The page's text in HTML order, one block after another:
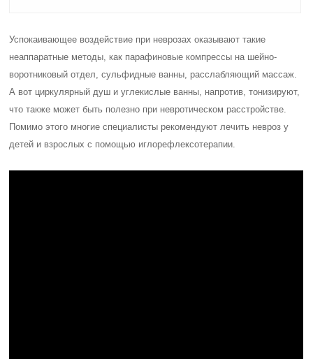
Успокаивающее воздействие при неврозах оказывают такие
неаппаратные методы, как парафиновые компрессы на шейно-
воротниковый отдел, сульфидные ванны, расслабляющий массаж.
А вот циркулярный душ и углекислые ванны, напротив, тонизируют,
что также может быть полезно при невротическом расстройстве.
Помимо этого многие специалисты рекомендуют лечить невроз у
детей и взрослых с помощью иглорефлексотерапии.